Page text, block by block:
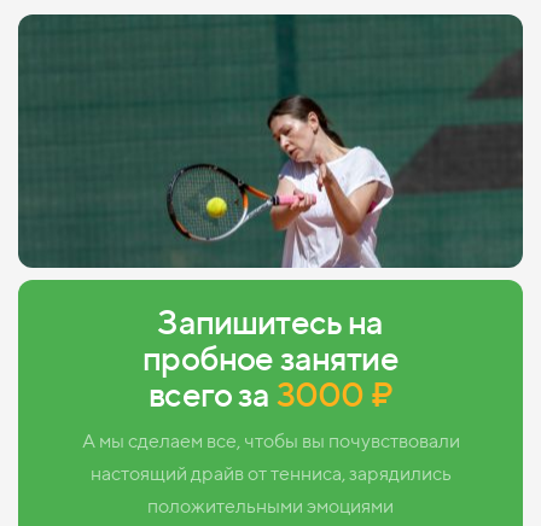
Запишитесь на
пробное занятие
всего за 3000 ₽
А мы сделаем все, чтобы вы почувствовали
настоящий драйв от тенниса, зарядились
положительными эмоциями